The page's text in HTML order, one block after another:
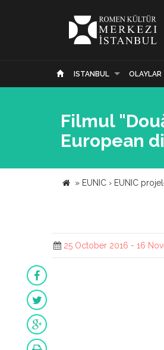
ISTANBUL OLAYLAR
Filmul
European
» EUNIC › EUNIC
25 October 2016 - 16